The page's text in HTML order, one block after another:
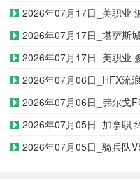
2026年07月17日_美职业 波特兰伐
2026年07月17日_堪萨斯城竞技
2026年07月17日_美职业 多伦多
2026年07月06日_HFX流浪者VS
2026年07月06日_弗尔戈FCVS魁
2026年07月05日_加拿职 约克联
2026年07月05日_骑兵队VS渥